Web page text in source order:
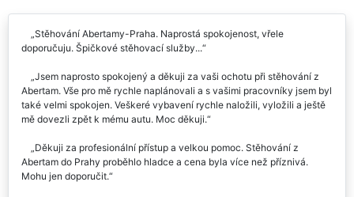
Stěhování Abertamy-Praha. Naprostá spokojenost, vřele
doporučuju. Špičkové stěhovací služby...
Jsem naprosto spokojený a děkuji za vaši ochotu při stěhování z
Abertam. Vše pro mě rychle naplánovali a s vašimi pracovníky jsem byl
také velmi spokojen. Veškeré vybavení rychle naložili, vyložili a ještě
mě dovezli zpět k mému autu. Moc děkuji.
Děkuji za profesionální přístup a velkou pomoc. Stěhování z
Abertam do Prahy proběhlo hladce a cena byla více než příznivá.
Mohu jen doporučit.